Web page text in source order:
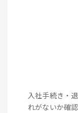
入社手続き・
れがないか確認